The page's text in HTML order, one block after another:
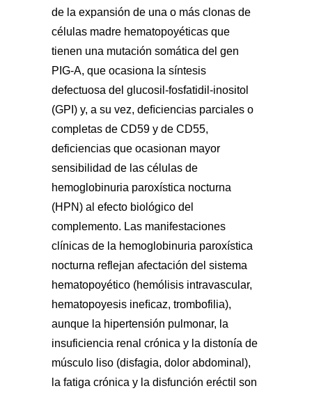
de la expansión de una o más clonas de
células madre hematopoyéticas que
tienen una mutación somática del gen
PIG-A, que ocasiona la síntesis
defectuosa del glucosil-fosfatidil-inositol
(GPI) y, a su vez, deﬁciencias parciales o
completas de CD59 y de CD55,
deficiencias que ocasionan mayor
sensibilidad de las células de
hemoglobinuria paroxística nocturna
(HPN) al efecto biológico del
complemento. Las manifestaciones
clínicas de la hemoglobinuria paroxística
nocturna reflejan afectación del sistema
hematopoyético (hemólisis intravascular,
hematopoyesis ineﬁcaz, trombofilia),
aunque la hipertensión pulmonar, la
insuficiencia renal crónica y la distonía de
músculo liso (disfagia, dolor abdominal),
la fatiga crónica y la disfunción eréctil son